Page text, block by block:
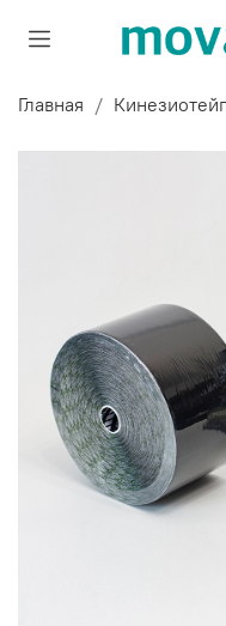
Главная